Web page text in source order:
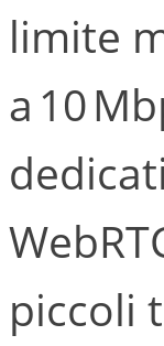
limite
a 10
piccoli